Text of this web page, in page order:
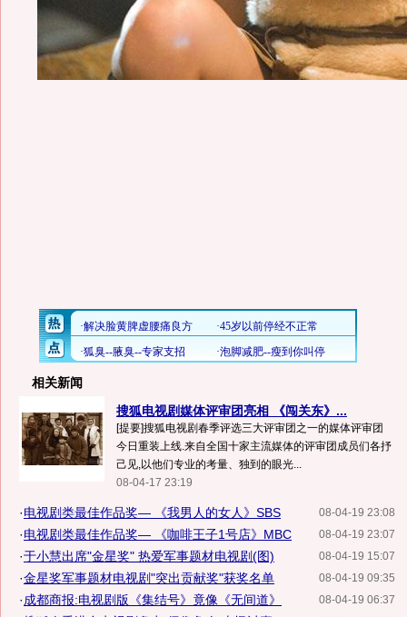
相关新闻
搜狐电视剧媒体评审团亮相 《闯关东》...
[提要]搜狐电视剧春季评选三大评审团之一的媒体评审团
今日重装上线.来自全国十家主流媒体的评审团成员们各抒
己见,以他们专业的考量、独到的眼光...
08-04-17 23:19
08-04-19 23:08
·电视剧类最佳作品奖— 《我男人的女人》SBS
08-04-19 23:07
·电视剧类最佳作品奖— 《咖啡王子1号店》MBC
08-04-19 15:07
·于小慧出席"金星奖" 热爱军事题材电视剧(图)
08-04-19 09:35
·金星奖军事题材电视剧"突出贡献奖"获奖名单
08-04-19 06:37
·成都商报:电视剧版《集结号》竟像《无间道》